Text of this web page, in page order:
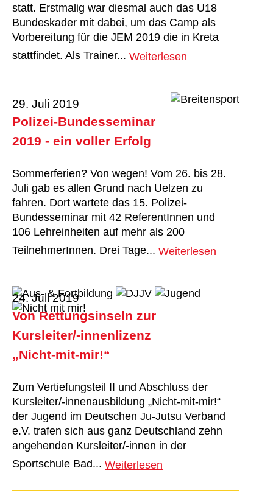
statt. Erstmalig war diesmal auch das U18
Bundeskader mit dabei, um das Camp als
Vorbereitung für die JEM 2019 die in Kreta
stattfindet. Als Trainer... Weiterlesen
29. Juli 2019
Polizei-Bundesseminar
2019 - ein voller Erfolg
Sommerferien? Von wegen! Vom 26. bis 28.
Juli gab es allen Grund nach Uelzen zu
fahren. Dort wartete das 15. Polizei-
Bundesseminar mit 42 ReferentInnen und
106 Lehreinheiten auf mehr als 200
TeilnehmerInnen. Drei Tage... Weiterlesen
24. Juli 2019
Von Rettungsinseln zur
Kursleiter/-innenlizenz
„Nicht-mit-mir!“
Zum Vertiefungsteil II und Abschluss der
Kursleiter/-innenausbildung „Nicht-mit-mir!“
der Jugend im Deutschen Ju-Jutsu Verband
e.V. trafen sich aus ganz Deutschland zehn
angehenden Kursleiter/-innen in der
Sportschule Bad... Weiterlesen